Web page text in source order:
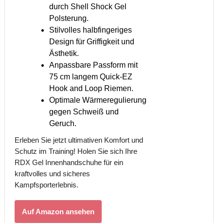
durch Shell Shock Gel
Polsterung.
Stilvolles halbfingeriges
Design für Griffigkeit und
Ästhetik.
Anpassbare Passform mit
75 cm langem Quick-EZ
Hook and Loop Riemen.
Optimale Wärmeregulierung
gegen Schweiß und
Geruch.
Erleben Sie jetzt ultimativen Komfort und
Schutz im Training! Holen Sie sich Ihre
RDX Gel Innenhandschuhe für ein
kraftvolles und sicheres
Kampfsporterlebnis.
Auf Amazon ansehen